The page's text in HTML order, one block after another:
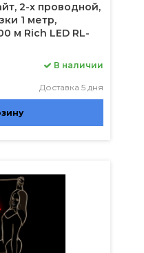
2-х проводной,
1 метр,
м Rich LED RL-
В наличии
Доставка 5 дня